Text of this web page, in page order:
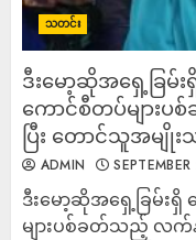
သတင်း
ဒီးမော့ဆိုအရှေ့ခြမ်
ကောင်စီတပ်များ
ပြီး တောင်သူအမျို
ADMIN
ဒီးမော့ဆိုအရှေ့ခြမ်း
များပစ်ခတ်သည့် လက်